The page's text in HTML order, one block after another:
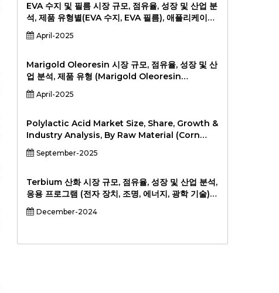
EVA 수지 및 필름 시장 규모, 점유율, 성장 및 산업 분
석, 제품 유형별(EVA 수지, EVA 필름), 애플리케이션
별(포장, 자동차, 건설, 재생 에너지, 의료, 기타), 최종
사용자별(식품 및 음료 산업, 자동차 산업, 건설 산업,
April-2025
Marigold Oleoresin 시장 규모, 점유율, 성장 및 산
업 분석, 제품 유형 (Marigold Oleoresin
Powder, Marigold Oleoresin Liquid), 적용 (식
음료, 화장품, 제약, Nutraceutical, 기타), END 사용
약 산업, 기타, 2024-201).
April-2025
Polylactic Acid Market Size, Share, Growth &
Industry Analysis, By Raw Material (Corn
Starch, Sugarcane & Sugar Beet, Cassava,
Other Raw Materials), By Form (Films &
Forms), By End-User Industry (Packaging
(Food Packaging, Non-Food Packaging),
Textiles (Apparel, Nonwovens), Agriculture,
Automotive & Transportation, Electronics,
September-2025
Terbium 산화 시장 규모, 점유율, 성장 및 산업 분석,
응용 프로그램 (전자 장치, 조명, 에너지, 광학 기술)
및 지역 분석, 2024-2031
December-2024